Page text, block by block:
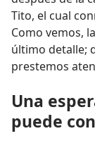
Tito, el cual
Como vemos,
último detalle;
prestemos
Una
puede